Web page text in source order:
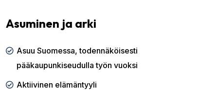
Asuminen ja arki
Asuu Suomessa, todennäköisesti
pääkaupunkiseudulla työn vuoksi
Aktiivinen elämäntyyli